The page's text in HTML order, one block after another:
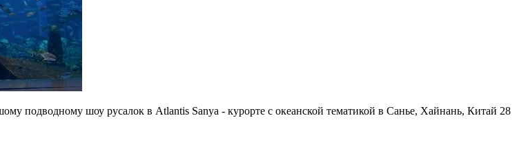
подводному шоу русалок в Atlantis Sanya - курорте с океанской тематикой в Санье, Хайнань, Китай 28